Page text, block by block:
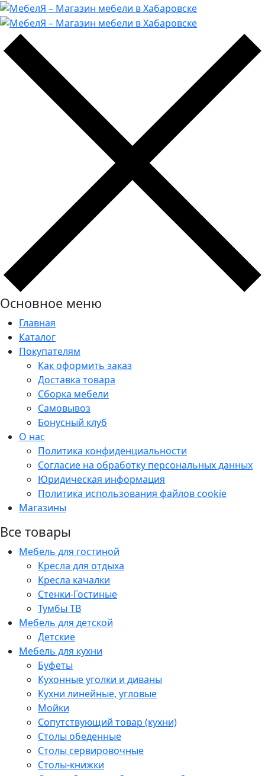
Основное меню
Главная
Каталог
Покупателям
Как оформить заказ
Доставка товара
Сборка мебели
Самовывоз
Бонусный клуб
О нас
Политика конфиденциальности
Согласие на обработку персональных данных
Юридическая информация
Политика использования файлов cookie
Магазины
Все товары
Мебель для гостиной
Кресла для отдыха
Кресла качалки
Стенки-Гостиные
Тумбы ТВ
Мебель для детской
Детские
Мебель для кухни
Буфеты
Кухонные уголки и диваны
Кухни линейные, угловые
Мойки
Сопутствующий товар (кухни)
Столы обеденные
Столы сервировочные
Столы-книжки